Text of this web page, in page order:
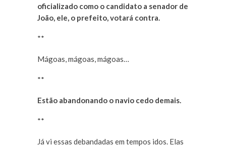
oficializado como o candidato a senador de
João, ele, o prefeito, votará contra.
**
Mágoas, mágoas, mágoas…
**
Estão abandonando o navio cedo demais.
**
Já vi essas debandadas em tempos idos. Elas